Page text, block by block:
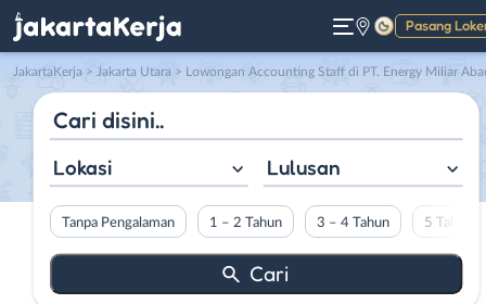
Pasang
Gelap
JakartaKerja > Jakarta Utara > Lowongan Accounting Staff di PT. Energy Miliar
Lokasi Lulusan
Tanpa Pengalaman 1 – 2 Tahun 3 – 4 Tahun 5 Tahun